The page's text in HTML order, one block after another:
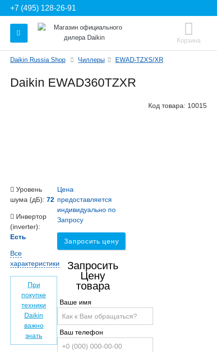
+7 (495) 128-26-91
Корзина
Daikin Russia Shop Чиллеры EWAD-TZXS/XR
Daikin EWAD360TZXR
Код товара: 10015
Цена
предоставляется
индивидуально по
Запросу
Запросить цену
Запросить
Цену
товара
Ваше имя
Ваш телефон
Уровень
шума (дБ): 72
Инвертор
(inverter):
Есть
Все
характеристики
При
покупке
техники
Daikin
важно
знать